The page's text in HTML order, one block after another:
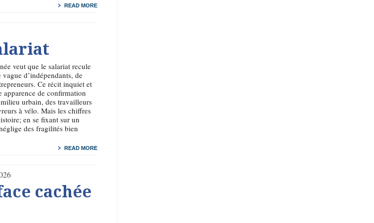
READ MORE
veut que le salariat recule
d’indépendants, de
Ce récit inquiet et
de confirmation
urbain, des travailleurs
à vélo. Mais les chiffres
en se fixant sur un
des fragilités bien
READ MORE
cachée